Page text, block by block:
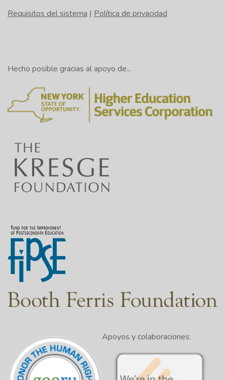
Requisitos del sistema | Política de privacidad
Hecho posible gracias al apoyo de...
Apoyos y colaboraciones: